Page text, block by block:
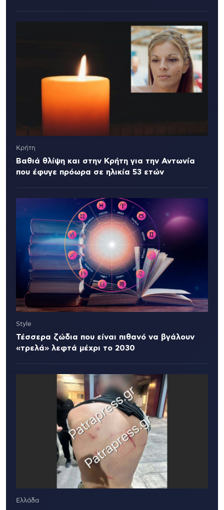
Κρήτη
Βαθιά θλίψη και στην Κρήτη για την Αντωνία
που έφυγε πρόωρα σε ηλικία 53 ετών
Style
Τέσσερα ζώδια που είναι πιθανό να βγάλουν
«τρελά» λεφτά μέχρι το 2030
Ελλάδα